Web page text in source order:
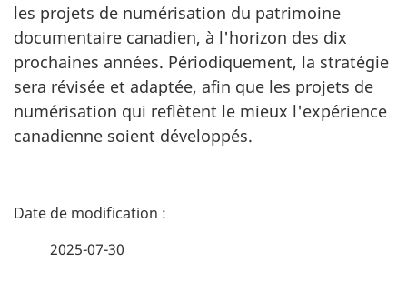
les projets de numérisation du patrimoine
documentaire canadien, à l'horizon des dix
prochaines années. Périodiquement, la stratégie
sera révisée et adaptée, afin que les projets de
numérisation qui reflètent le mieux l'expérience
canadienne soient développés.
D
2025-07-30